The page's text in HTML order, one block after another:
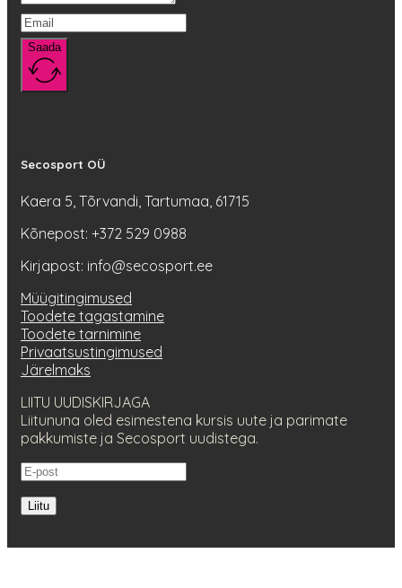
Saada
Secosport OÜ
Kaera 5, Tõrvandi, Tartumaa, 61715
Kõnepost: +372 529 0988
Kirjapost: info@secosport.ee
Müügitingimused
Toodete tagastamine
Toodete tarnimine
Privaatsustingimused
Järelmaks
LIITU UUDISKIRJAGA
Liitununa oled esimestena kursis uute ja parimate
pakkumiste ja Secosport uudistega.
Liitu